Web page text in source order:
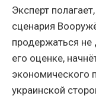
Эксперт
сценария
продержаться
его оценке,
экономического
украинской